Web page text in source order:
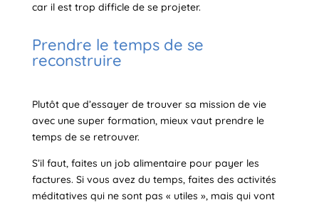
car il est trop difficle de se projeter.
Prendre le temps de se
reconstruire
Plutôt que d’essayer de trouver sa mission de vie
avec une super formation, mieux vaut prendre le
temps de se retrouver.
S’il faut, faites un job alimentaire pour payer les
factures. Si vous avez du temps, faites des activités
méditatives qui ne sont pas « utiles », mais qui vont